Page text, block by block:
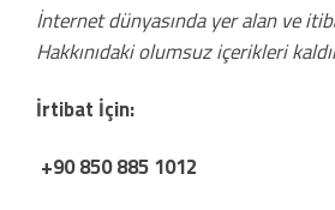
İnternet dünyasında yer alan ve
Hakkınıdaki olumsuz içerikleri
İrtibat İçin:
+90 850 885 1012